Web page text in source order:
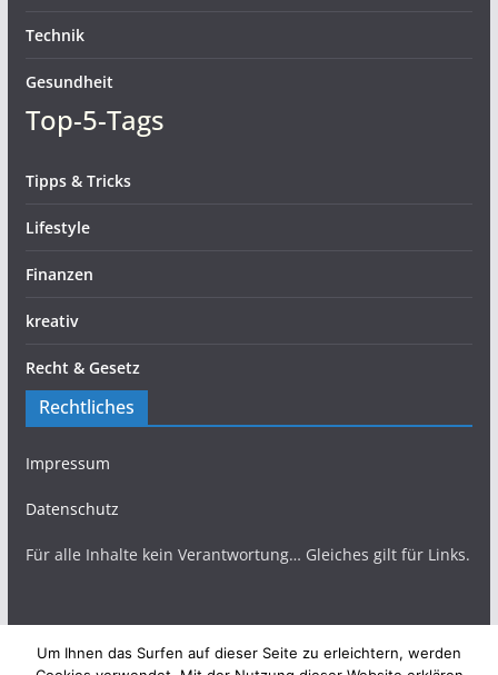
Technik
Gesundheit
Top-5-Tags
Tipps & Tricks
Lifestyle
Finanzen
kreativ
Recht & Gesetz
Rechtliches
Impressum
Datenschutz
Für alle Inhalte kein Verantwortung… Gleiches gilt für Links.
Um Ihnen das Surfen auf dieser Seite zu erleichtern, werden